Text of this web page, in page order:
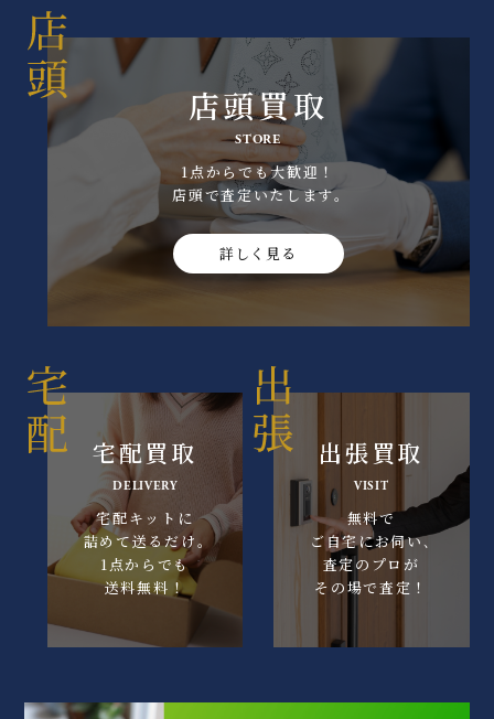
店頭買取
STORE
1点からでも大歓迎！
店頭で査定いたします｡
詳しく見る
宅配買取
DELIVERY
宅配キットに
詰めて送るだけ｡
1点からでも
送料無料！
出張買取
VISIT
無料で
ご自宅にお伺い､
査定のプロが
その場で査定！